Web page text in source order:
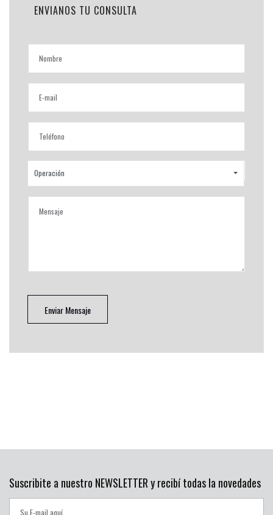
ENVIANOS TU CONSULTA
Operación
Enviar Mensaje
Suscribite a nuestro NEWSLETTER y recibí todas la novedades